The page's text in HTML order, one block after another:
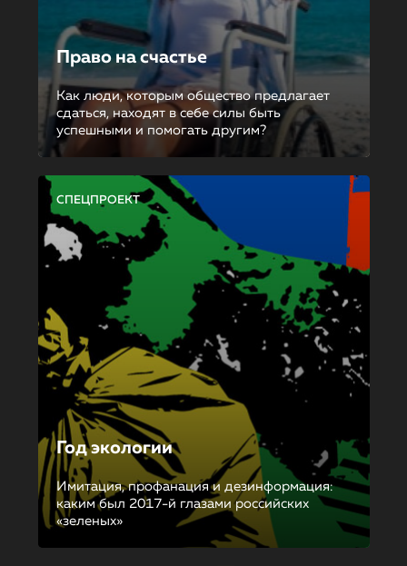
Право на счастье
Как люди, которым общество предлагает
сдаться, находят в себе силы быть
успешными и помогать другим?
СПЕЦПРОЕКТ
Год экологии
Имитация, профанация и дезинформация:
каким был 2017-й глазами российских
«зеленых»